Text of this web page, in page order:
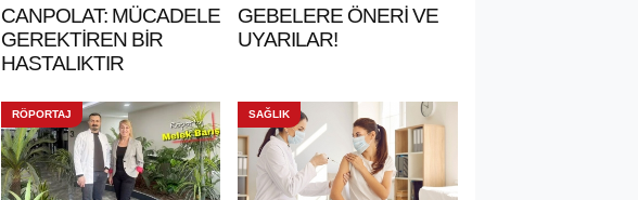
CANPOLAT: MÜCADELE
GEREKTİREN BİR
HASTALIKTIR
GEBELERE ÖNERİ VE
UYARILAR!
RÖPORTAJ SAĞLIK